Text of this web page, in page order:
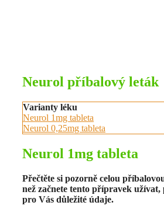
Neurol příbalový leták
Varianty léku
Neurol 1mg tableta
Neurol 0,25mg tableta
Neurol 1mg tableta
Přečtěte si pozorně celou
než začnete tento přípravek užívat,
pro Vás důležité údaje.